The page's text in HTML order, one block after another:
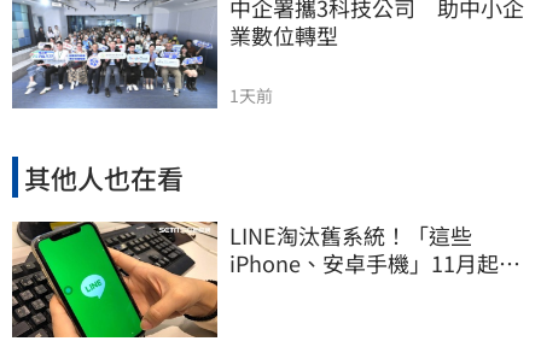
中企署攜3科技公司　助中小企
業數位轉型
1天前
其他人也在看
LINE淘汰舊系統！「這些
iPhone、安卓手機」11月起無